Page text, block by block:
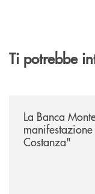
Ti potrebbe
La Banca
Costanza"